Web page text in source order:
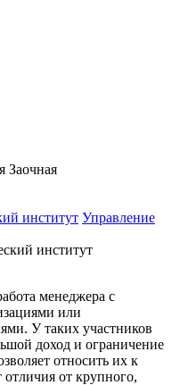
Заочная
институт Управление
менеджера с
или
У таких участников
доход и ограничение
относить их к
отличия от крупного,